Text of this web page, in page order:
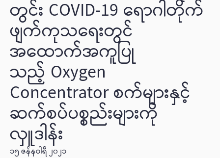
တွင်း COVID-19 ရောဂါတိုက်
ဖျက်ကုသရေးတွင်
အထောက်အကူပြု
သည့် Oxygen
Concentrator စက်များနှင့်
ဆက်စပ်ပစ္စည်းများကို
လှူဒါန်း
၁၅ ဇန်နဝါရီ ၂၀၂၁